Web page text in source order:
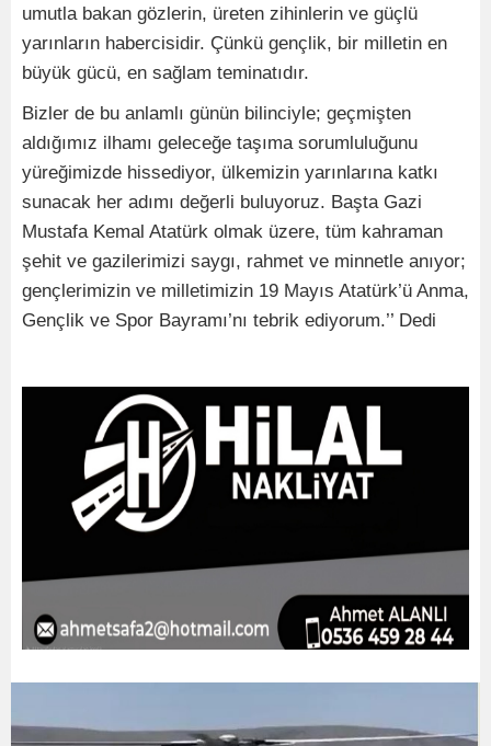
umutla bakan gözlerin, üreten zihinlerin ve güçlü
yarınların habercisidir. Çünkü gençlik, bir milletin en
büyük gücü, en sağlam teminatıdır.
Bizler de bu anlamlı günün bilinciyle; geçmişten
aldığımız ilhamı geleceğe taşıma sorumluluğunu
yüreğimizde hissediyor, ülkemizin yarınlarına katkı
sunacak her adımı değerli buluyoruz. Başta Gazi
Mustafa Kemal Atatürk olmak üzere, tüm kahraman
şehit ve gazilerimizi saygı, rahmet ve minnetle anıyor;
gençlerimizin ve milletimizin 19 Mayıs Atatürk’ü Anma,
Gençlik ve Spor Bayramı’nı tebrik ediyorum.’’ Dedi